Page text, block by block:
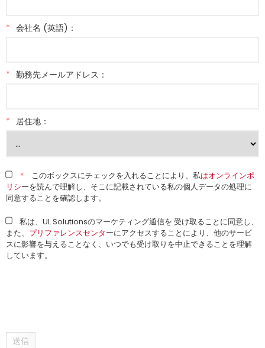
* 会社名 (英語)：
* 勤務先メールアドレス：
* 居住地：
* このボックスにチェックを入れることにより、私はオンラインポ
リシーを読んで理解し、そこに記載されている私の個人データの処理に
同意することを確認します。
私は、UL Solutionsのマーケティング通信を 受け取ることに同意し、
また、 プリファレンスセンターにアクセスすることにより、他のサービ
スに影響を与えることなく、いつでも受け取りを中止できることを理解
しています。
送信